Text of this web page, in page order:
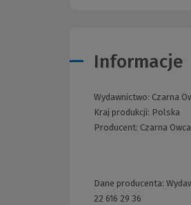
Informacje
Wydawnictwo: Czarna
Kraj produkcji: Polska
Producent: Czarna Owca
Dane producenta:
22 616 29 36